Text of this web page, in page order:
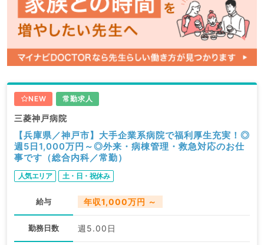
NEW 常勤求人
三菱神戸病院
【兵庫県／神戸市】大手企業系病院で福利厚生充実！◎
週5日1,000万円～◎外来・病棟管理・救急対応のお仕
事です（総合内科／常勤）
人気エリア 土・日・祝休み
給与 年収1,000万円 ～
勤務日数 週5.00日